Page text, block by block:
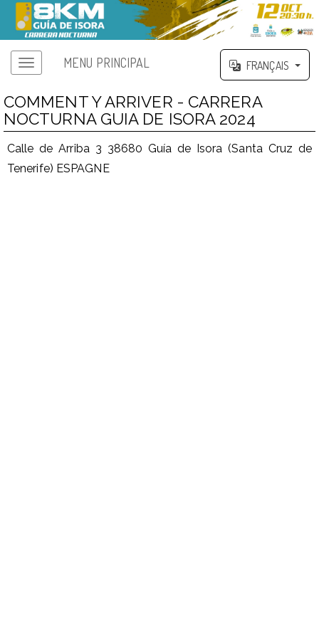
MENU PRINCIPAL FRANÇAIS
COMMENT Y ARRIVER - CARRERA
NOCTURNA GUIA DE ISORA 2024
Calle de Arriba 3 38680 Guía de Isora (Santa Cruz de
Tenerife) ESPAGNE